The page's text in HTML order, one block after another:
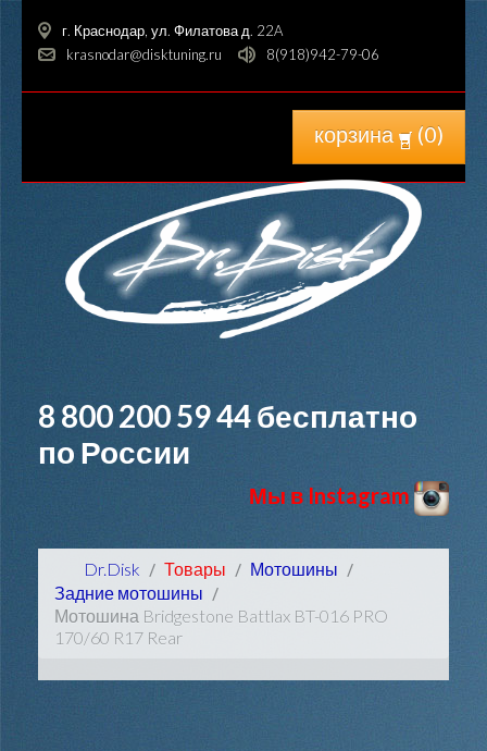
г. Краснодар, ул. Филатова д. 22A
krasnodar@disktuning.ru
8(918)942-79-06
корзина (0)
8 800 200 59 44бесплатно
по России
Мы в Instagram
Dr.Disk Товары
Мотошины
Задние мотошины
Мотошина Bridgestone Battlax BT-016 PRO
170/60 R17 Rear